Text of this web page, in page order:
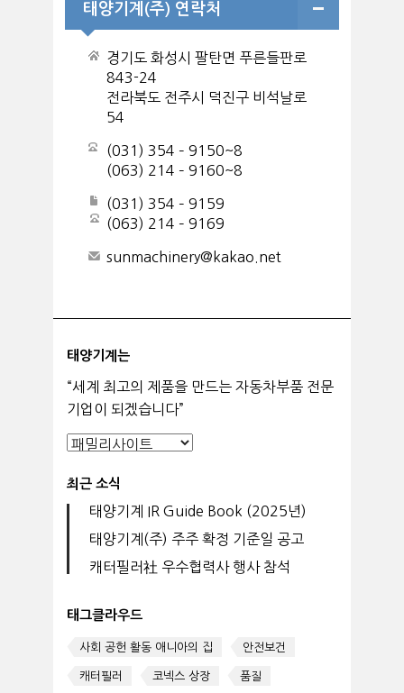
태양기계(주) 연락처
경기도 화성시 팔탄면 푸른들판로
843-24
전라북도 전주시 덕진구 비석날로
54
(031) 354 – 9150~8
(063) 214 – 9160~8
(031) 354 – 9159
(063) 214 – 9169
sunmachinery@kakao.net
태양기계는
“세계 최고의 제품을 만드는 자동차부품 전문
기업이 되겠습니다”
최근 소식
태양기계 IR Guide Book (2025년)
태양기계(주) 주주 확정 기준일 공고
캐터필러社 우수협력사 행사 참석
태그클라우드
사회 공헌 활동 애니아의 집 안전보건
캐터필러 코넥스 상장 품질